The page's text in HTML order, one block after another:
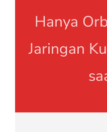
Hanya
Jaringan